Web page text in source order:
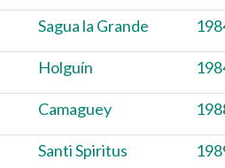
Sagua la Grande
Holguín
Camaguey
Santi Spiritus